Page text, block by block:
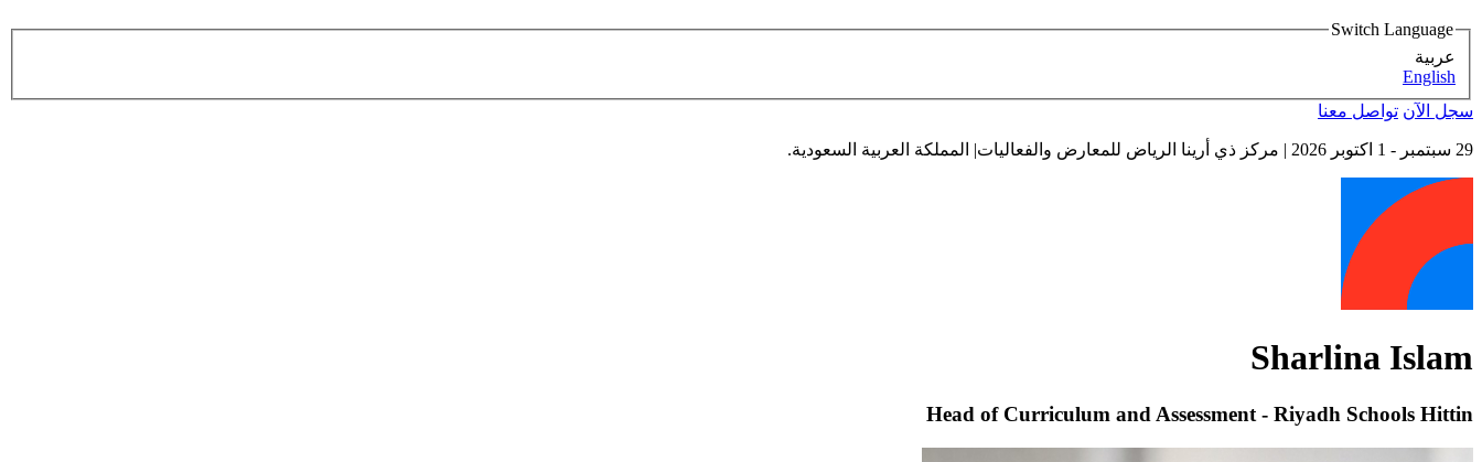
Switch Language
عربية
English
سجل الآن تواصل معنا
29 سبتمبر - 1 اكتوبر 2026 | مركز ذي أرينا الرياض للمعارض والفعاليات| المملكة العربية السعودية.
Sharlina Islam
Head of Curriculum and Assessment - Riyadh Schools Hittin